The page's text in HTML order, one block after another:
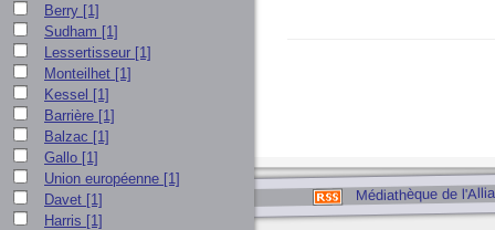
Médiathèque de
Berry [1]
Sudham [1]
Lessertisseur [1]
Monteilhet [1]
Kessel [1]
Barrière [1]
Balzac [1]
Gallo [1]
Union européenne [1]
Davet [1]
Harris [1]